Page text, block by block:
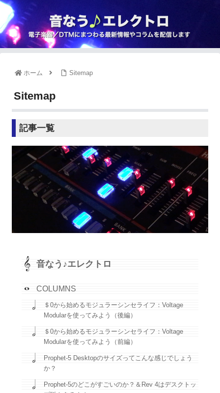
ホーム Sitemap
Sitemap
記事一覧
音なう♪エレクトロ
COLUMNS
＄0から始めるモジュラーシンセライフ：Voltage
Modularを使ってみよう（後編）
＄0から始めるモジュラーシンセライフ：Voltage
Modularを使ってみよう（前編）
Prophet-5 Desktopのサイズってこんな感じでしょう
か？
Prophet-5のどこがすごいのか？＆Rev 4はデスクトッ